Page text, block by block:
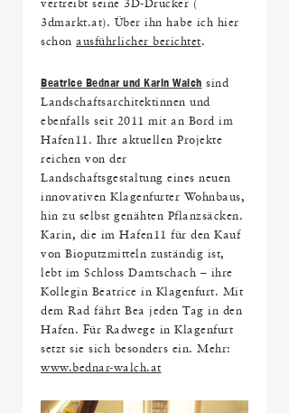
vertreibt seine 3D-Drucker (
3dmarkt.at). Über ihn habe ich hier
schon ausführlicher berichtet.
Beatrice Bednar und Karin Walch sind
Landschaftsarchitektinnen und
ebenfalls seit 2011 mit an Bord im
Hafen11. Ihre aktuellen Projekte
reichen von der
Landschaftsgestaltung eines neuen
innovativen Klagenfurter Wohnbaus,
hin zu selbst genähten Pflanzsäcken.
Karin, die im Hafen11 für den Kauf
von Bioputzmitteln zuständig ist,
lebt im Schloss Damtschach – ihre
Kollegin Beatrice in Klagenfurt. Mit
dem Rad fährt Bea jeden Tag in den
Hafen. Für Radwege in Klagenfurt
setzt sie sich besonders ein. Mehr:
www.bednar-walch.at